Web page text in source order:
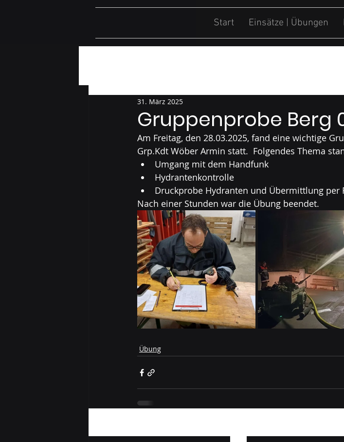
Start Einsätze | Übungen
Gruppenprobe Berg
31. März 2025
Am Freitag, den 28.03.2025, fand eine wichtige
Grp.Kdt Wöber Armin statt.  Folgendes Thema
Umgang mit dem Handfunk
Hydrantenkontrolle
Druckprobe Hydranten und Übermittlung per
Nach einer Stunden war die Übung beendet.
Übung